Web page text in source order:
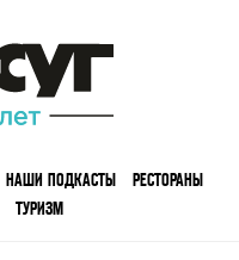
НАШИ ПОДКАСТЫ
РЕСТОРАНЫ
ТУРИЗМ